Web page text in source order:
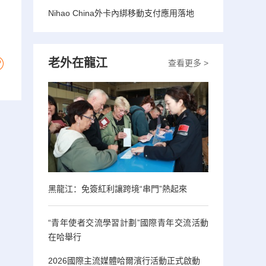
Nihao China外卡內綁移動支付應用落地
查看更多 >
老外在龍江
黑龍江：免簽紅利讓跨境“串門”熱起來
“青年使者交流學習計劃”國際青年交流活動
在哈舉行
2026國際主流媒體哈爾濱行活動正式啟動